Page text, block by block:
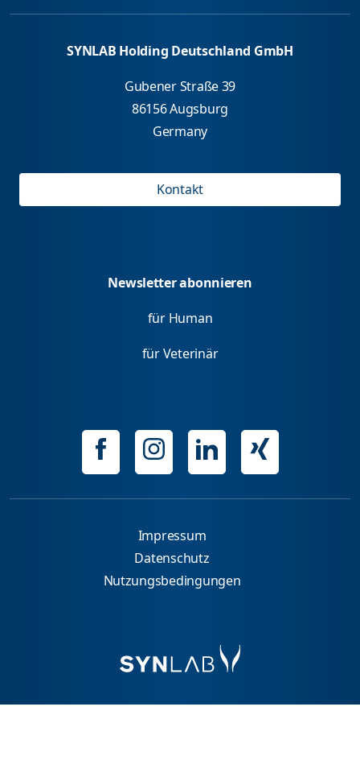
SYNLAB Holding Deutschland GmbH
Gubener Straße 39
86156 Augsburg
Germany
Kontakt
Newsletter abonnieren
für Human
für Veterinär
Impressum
Datenschutz
Nutzungsbedingungen